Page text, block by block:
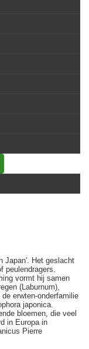
Japan'. Het geslacht
peulendragers.
vormt hij samen
(Laburnum),
erwten-onderfamilie
japonica.
bloemen, die veel
in Europa in
Pierre